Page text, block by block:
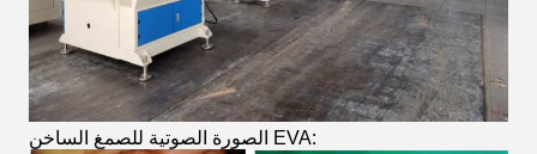
الصورة الصوتية للصمغ الساخن EVA: